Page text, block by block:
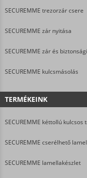
SECUREMME trezorzár csere
SECUREMME zár nyitása
SECUREMME zár és
SECUREMME kulcsmásolás
TERMÉKEINK
SECUREMME kéttollú kulcsos
SECUREMME cserélhető
SECUREMME lamellakészlet